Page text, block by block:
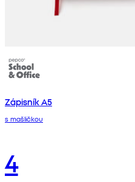
Zápisník A5
s mašličkou
4